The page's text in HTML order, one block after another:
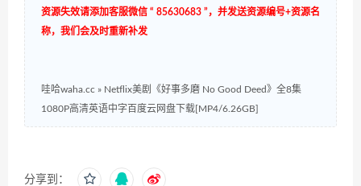
资源失效请添加客服微信 “ 85630683 ”，并发送资源编号+资源名
称，我们会及时重新补发
哇哈waha.cc » Netflix美剧《好事多磨 No Good Deed》全8集
1080P高清英语中字百度云网盘下载[MP4/6.26GB]
分享到：